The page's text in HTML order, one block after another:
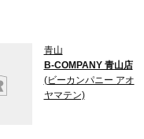
青山
B-COMPANY 青山店
(ビーカンパニー アオ
ヤマテン)